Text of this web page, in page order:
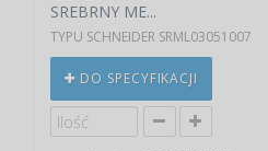
SREBRNY ME...
TYPU SCHNEIDER SRML03051007
DO SPECYFIKACJI